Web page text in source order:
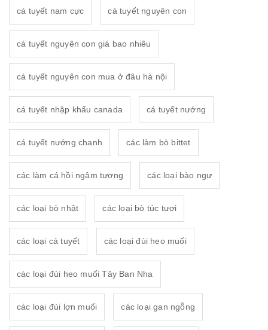
cá tuyết nam cực cá tuyết nguyên con
cá tuyết nguyên con giá bao nhiêu
cá tuyết nguyên con mua ở đâu hà nội
cá tuyết nhập khẩu canada cá tuyết nướng
cá tuyết nướng chanh các làm bò bittet
các làm cá hồi ngâm tương các loại bào ngư
các loại bò nhật các loại bò túc tươi
các loại cá tuyết các loại đùi heo muối
các loại đùi heo muối Tây Ban Nha
các loại đùi lợn muối các loại gan ngỗng